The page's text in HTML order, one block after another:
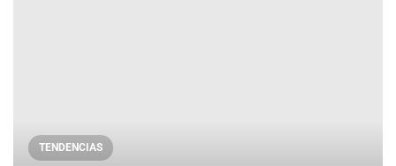
TENDENCIAS